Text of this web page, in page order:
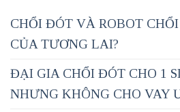
CHỔI ĐÓT VÀ ROBOT
CỦA TƯƠNG LAI?
ĐẠI GIA CHỔI ĐÓT CHO 1
NHƯNG KHÔNG CHO VAY